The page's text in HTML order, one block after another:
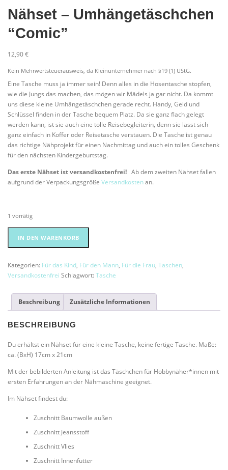
Nähset – Umhängetäschchen
“Comic”
12,90€
Kein Mehrwertsteuerausweis, da Kleinunternehmer nach §19 (1) UStG.
Eine Tasche muss ja immer sein! Denn alles in die Hosentasche stopfen,
wie die Jungs das machen, das mögen wir Mädels ja gar nicht. Da kommt
uns diese kleine Umhängetäschchen gerade recht. Handy, Geld und
Schlüssel finden in der Tasche bequem Platz. Da sie ganz flach gelegt
werden kann, ist sie auch eine tolle Reisebegleiterin, denn sie lässt sich
ganz einfach in Koffer oder Reisetasche verstauen. Die Tasche ist genau
das richtige Nähprojekt für einen Nachmittag und auch ein tolles Geschenk
für den nächsten Kindergeburtstag.
Das erste Nähset ist versandkostenfrei! Ab dem zweiten Nähset fallen
aufgrund der Verpackungsgröße Versandkostenan.
1 vorrätig
"Comic"
Menge
IN DEN WARENKORB
Kategorien: Für das Kind, Für den Mann, Für die Frau, Taschen,
Versandkostenfrei Schlagwort:Tasche
Beschreibung Zusätzliche Informationen
BESCHREIBUNG
Du erhältst ein Nähset für eine kleine Tasche, keine fertige Tasche. Maße:
ca. (BxH) 17cm x 21cm
Mit der bebilderten Anleitung ist das Täschchen für Hobbynäher*innen mit
ersten Erfahrungen an der Nähmaschine geeignet.
Im Nähset findest du:
Zuschnitt Baumwolle außen
Zuschnitt Jeansstoff
Zuschnitt Vlies
Zuschnitt Innenfutter